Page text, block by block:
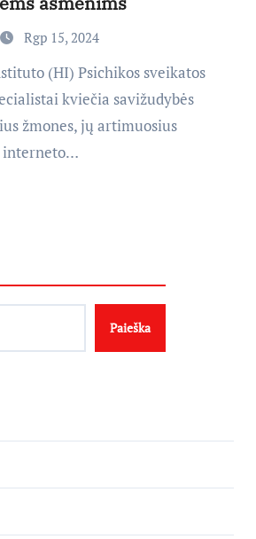
Rgp 15, 2024
(HI) Psichikos sveikatos
kviečia savižudybės
žmones, jų artimuosius
interneto…
Paieška